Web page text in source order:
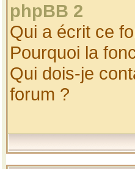
phpBB 2
Qui a écrit ce
Pourquoi la
Qui dois-je
forum ?